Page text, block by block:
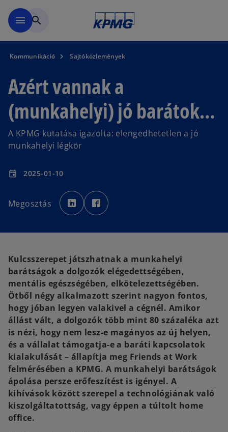
menu search
Kommunikáció Sajtóközlemények
Azért vannak a
(munkahelyi) jó barátok…
A KPMG kutatása igazolta: elengedhetetlen a jó
munkahelyi légkör
event 2025-01-10
Megosztás
o
p
e
n
t
b
p
e
t
b
Kulcsszerepet játszhatnak a munkahelyi
barátságok a dolgozók elégedettségében,
mentális egészségében, elkötelezettségében.
Ötből négy alkalmazott szerint nagyon fontos,
hogy jóban legyen valakivel a cégnél. Amikor
állást vált, a dolgozók több mint 80 százaléka azt
is nézi, hogy nem lesz-e magányos az új helyen,
és a vállalat támogatja-e a baráti kapcsolatok
kialakulását – állapítja meg Friends at Work
felmérésében a KPMG. A munkahelyi barátságok
ápolása persze erőfeszítést is igényel. A
kihívások között szerepel a technológiának való
kiszolgáltatottság, vagy éppen a túltolt home
office.